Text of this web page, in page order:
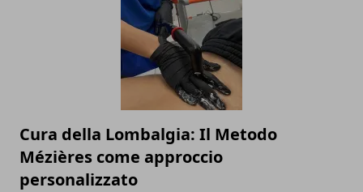
Cura della Lombalgia: Il Metodo
Mézières come approccio
personalizzato